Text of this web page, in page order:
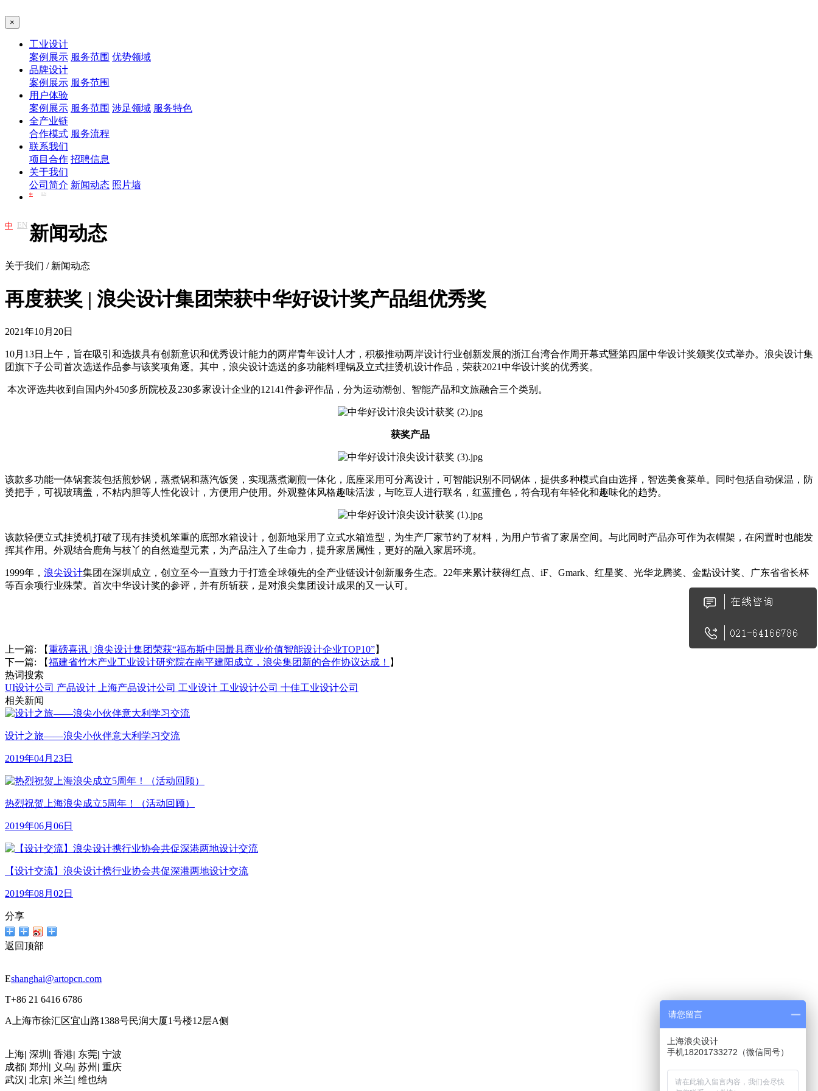
×
工业设计
案例展示 服务范围 优势领域
品牌设计
案例展示 服务范围
用户体验
案例展示 服务范围 涉足领域 服务特色
全产业链
合作模式 服务流程
联系我们
项目合作 招聘信息
关于我们
公司简介 新闻动态 照片墙
中 EN
中 EN 新闻动态
关于我们 / 新闻动态
再度获奖 | 浪尖设计集团荣获中华好设计奖产品组优秀奖
2021年10月20日
10月13日上午，旨在吸引和选拔具有创新意识和优秀设计能力的两岸青年设计人才，积极推动两岸设计行业创新发展的浙江台湾合作周开幕式暨第四届中华设计奖颁奖仪式举办。浪尖设计集
团旗下子公司首次选送作品参与该奖项角逐。其中，浪尖设计选送的多功能料理锅及立式挂烫机设计作品，荣获2021中华设计奖的优秀奖。
本次评选共收到自国内外450多所院校及230多家设计企业的12141件参评作品，分为运动潮创、智能产品和文旅融合三个类别。
获奖产品
该款多功能一体锅套装包括煎炒锅，蒸煮锅和蒸汽饭煲，实现蒸煮涮煎一体化，底座采用可分离设计，可智能识别不同锅体，提供多种模式自由选择，智选美食菜单。同时包括自动保温，防
烫把手，可视玻璃盖，不粘内胆等人性化设计，方便用户使用。外观整体风格趣味活泼，与吃豆人进行联名，红蓝撞色，符合现有年轻化和趣味化的趋势。
该款轻便立式挂烫机打破了现有挂烫机笨重的底部水箱设计，创新地采用了立式水箱造型，为生产厂家节约了材料，为用户节省了家居空间。与此同时产品亦可作为衣帽架，在闲置时也能发
挥其作用。外观结合鹿角与枝丫的自然造型元素，为产品注入了生命力，提升家居属性，更好的融入家居环境。
1999年， 浪尖设计集团在深圳成立，创立至今一直致力于打造全球领先的全产业链设计创新服务生态。22年来累计获得红点、iF、Gmark、红星奖、光华龙腾奖、金點设计奖、广东省省长杯
等百余项行业殊荣。首次中华设计奖的参评，并有所斩获，是对浪尖集团设计成果的又一认可。
上一篇: 【重磅喜讯 | 浪尖设计集团荣获“福布斯中国最具商业价值智能设计企业TOP10”】
下一篇: 【福建省竹木产业工业设计研究院在南平建阳成立，浪尖集团新的合作协议达成！ 】
热词搜索
UI设计公司 产品设计 上海产品设计公司 工业设计 工业设计公司 十佳工业设计公司
相关新闻
设计之旅——浪尖小伙伴意大利学习交流
2019年04月23日
热烈祝贺上海浪尖成立5周年！（活动回顾）
2019年06月06日
【设计交流】浪尖设计携行业协会共促深港两地设计交流
2019年08月02日
分享
返回顶部
Eshanghai@artopcn.com
T+86 21 6416 6786
A 上海市徐汇区宜山路1388号民润大厦1号楼12层A侧
上海| 深圳 | 香港| 东莞| 宁波
成都| 郑州 | 义乌| 苏州 | 重庆
武汉| 北京| 米兰| 维也纳
请您留言
上海浪尖设计
手机18201733272（微信同号）